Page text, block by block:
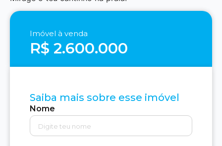
Imóvel à venda
R$ 2.600.000
Saiba mais sobre esse imóvel
Nome